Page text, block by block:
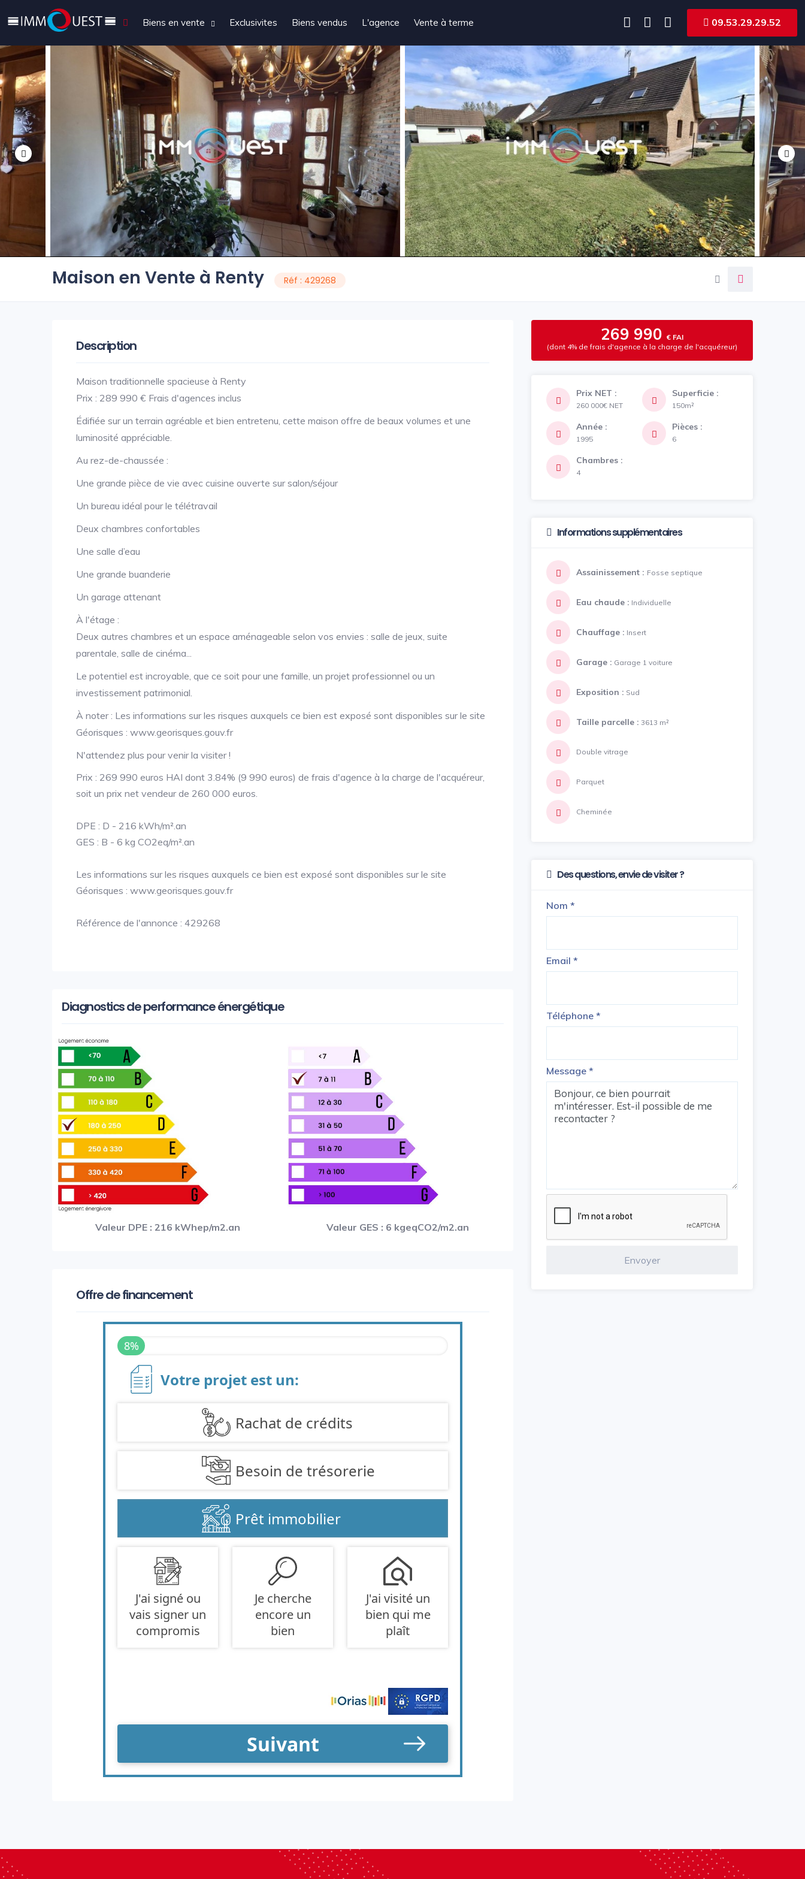
09.53.29.29.52
Biens en vente Exclusivites Biens vendus L'agence Vente à terme
Maison en Vente à Renty Réf : 429268
Description
Maison traditionnelle spacieuse à Renty
Prix : 289 990 € Frais d'agences inclus
Édifiée sur un terrain agréable et bien entretenu, cette maison offre de beaux volumes et une
luminosité appréciable.
Au rez-de-chaussée :
Une grande pièce de vie avec cuisine ouverte sur salon/séjour
Un bureau idéal pour le télétravail
Deux chambres confortables
Une salle d’eau
Une grande buanderie
Un garage attenant
À l'étage :
Deux autres chambres et un espace aménageable selon vos envies : salle de jeux, suite
parentale, salle de cinéma...
Le potentiel est incroyable, que ce soit pour une famille, un projet professionnel ou un
investissement patrimonial.
À noter : Les informations sur les risques auxquels ce bien est exposé sont disponibles sur le site
Géorisques : www.georisques.gouv.fr
N'attendez plus pour venir la visiter !
Prix : 269 990 euros HAI dont 3.84% (9 990 euros) de frais d'agence à la charge de l'acquéreur,
soit un prix net vendeur de 260 000 euros.
DPE : D - 216 kWh/m².an
GES : B - 6 kg CO2eq/m².an
Les informations sur les risques auxquels ce bien est exposé sont disponibles sur le site
Géorisques : www.georisques.gouv.fr
Référence de l'annonce : 429268
Diagnostics de performance énergétique
Valeur DPE : 216 kWhep/m2.an Valeur GES : 6 kgeqCO2/m2.an
Offre de financement
269 990 € FAI
(dont 4% de frais d'agence à la charge de l'acquéreur)
Prix NET :
260 000€ NET
Superficie :
150m²
Année :
1995
Pièces :
6
Chambres :
4
Informations supplémentaires
Assainissement : Fosse septique
Eau chaude : Individuelle
Chauffage : Insert
Garage : Garage 1 voiture
Exposition : Sud
Taille parcelle : 3613 m²
Double vitrage
Parquet
Cheminée
Des questions, envie de visiter ?
Nom *
Email *
Téléphone *
Message *